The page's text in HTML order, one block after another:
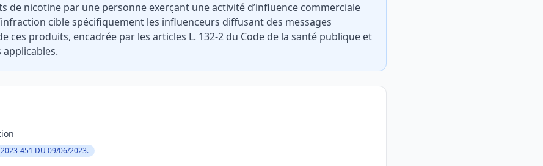
de nicotine par une personne exerçant une activité d’influence commerciale
cible spécifiquement les influenceurs diffusant des messages
ces produits, encadrée par les articles L. 132-2 du Code de la santé publique et
2023-451 DU 09/06/2023.